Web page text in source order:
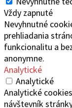
Vždy zapnuté
Nevyhnutné
prehliadania
funkcionalitu a
anonymne.
Analytické
Analytické
Analytické
návštevník